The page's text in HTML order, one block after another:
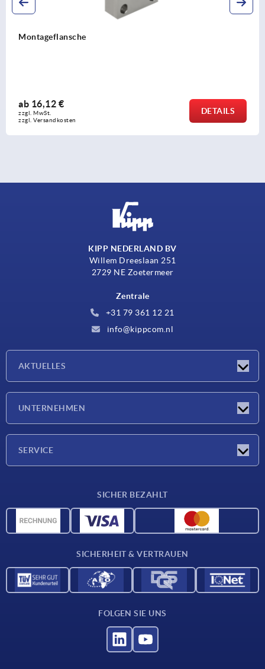
Anschlagmuttern Edelstahl
ab
zzgl. Versandkosten
KIPP NEDERLAND BV
Willem Dreeslaan 251
2729 NE Zoetermeer
Zentrale
+31 79 361 12 21
info@kippcom.nl
AKTUELLES
UNTERNEHMEN
SERVICE
CAD-Daten
SICHER BEZAHLT
SICHERHEIT & VERTRAUEN
FOLGEN SIE UNS